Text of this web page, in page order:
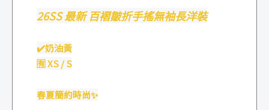
26SS 最新 百褶皺折手搖無袖長洋裝
✔️奶油黃
🈶 XS / S
春夏簡約時尚✨